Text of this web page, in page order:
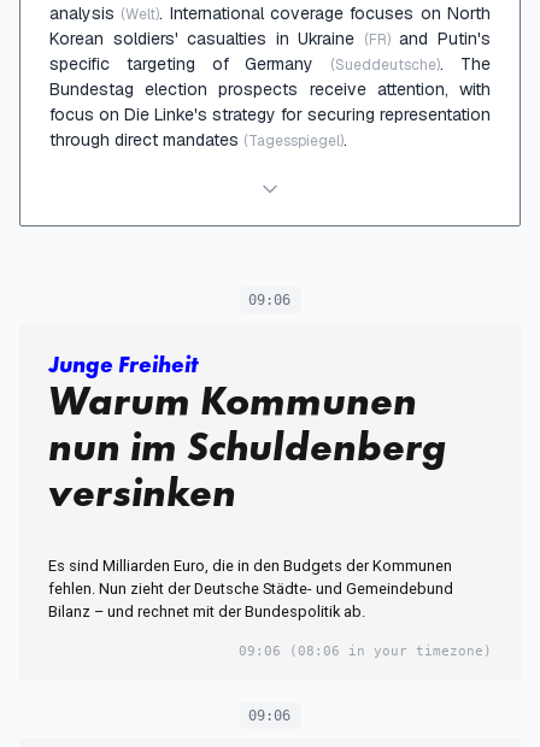
analysis (Welt). International coverage focuses on North
Korean soldiers' casualties in Ukraine (FR)and Putin's
specific targeting of Germany
(Sueddeutsche). The
Bundestag election prospects receive attention, with
focus on Die Linke's strategy for securing representation
through direct mandates (Tagesspiegel).
09:06
Junge Freiheit
Warum Kommunen
nun im Schuldenberg
versinken
Es sind Milliarden Euro, die in den Budgets der Kommunen
fehlen. Nun zieht der Deutsche Städte- und Gemeindebund
Bilanz – und rechnet mit der Bundespolitik ab.
09:06 (08:06 in your timezone)
09:06